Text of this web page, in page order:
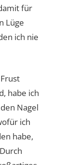
für
Lüge
ich nie
habe ich
Nagel
ich
habe,